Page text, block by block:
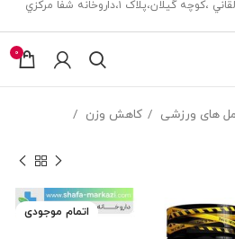
0
های ورزشی
کاهش وزن
اتمام موجودی